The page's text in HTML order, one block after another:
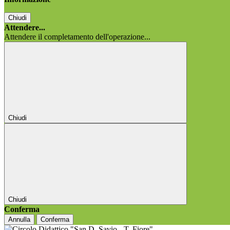
Chiudi
Attendere...
Attendere il completamento dell'operazione...
Chiudi
Chiudi
Conferma
Annulla Conferma